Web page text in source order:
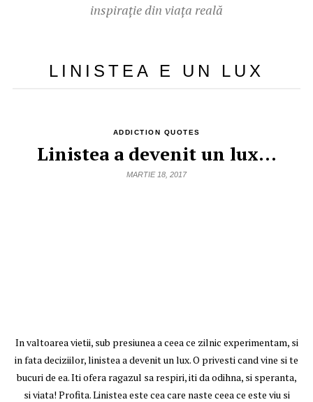
inspirație din viața reală
LINISTEA E UN LUX
ADDICTION QUOTES
Linistea a devenit un lux…
MARTIE 18, 2017
In valtoarea vietii, sub presiunea a ceea ce zilnic experimentam, si
in fata deciziilor, linistea a devenit un lux. O privesti cand vine si te
bucuri de ea. Iti ofera ragazul sa respiri, iti da odihna, si speranta,
si viata! Profita. Linistea este cea care naste ceea ce este viu si